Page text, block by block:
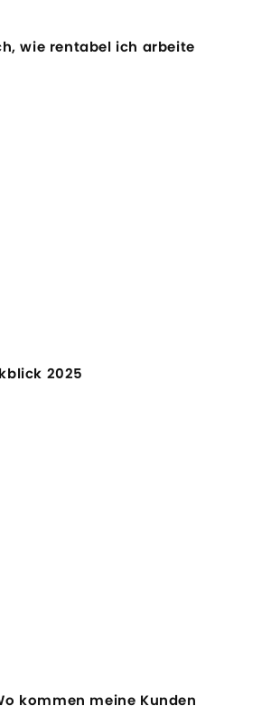
wie rentabel ich arbeite
2025
kommen meine Kunden